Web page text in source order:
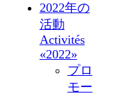
2022年の
活動
Activités
«2022»
プロ
モー